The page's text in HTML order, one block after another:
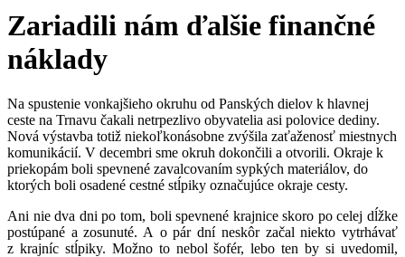
Zariadili nám ďalšie finančné
náklady
Na spustenie vonkajšieho okruhu od Panských dielov k hlavnej
ceste na Trnavu čakali netrpezlivo obyvatelia asi polovice dediny.
Nová výstavba totiž niekoľkonásobne zvýšila zaťaženosť miestnych
komunikácií. V decembri sme okruh dokončili a otvorili. Okraje k
priekopám boli spevnené zavalcovaním sypkých materiálov, do
ktorých boli osadené cestné stĺpiky označujúce okraje cesty.
Ani nie dva dni po tom, boli spevnené krajnice skoro po celej dĺžke
postúpané a zosunuté. A o pár dní neskôr začal niekto vytrhávať
z krajníc stĺpiky. Možno to nebol šofér, lebo ten by si uvedomil,